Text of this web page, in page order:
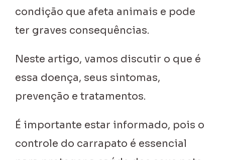
condição que afeta animais e pode
ter graves consequências.
Neste artigo, vamos discutir o que é
essa doença, seus sintomas,
prevenção e tratamentos.
É importante estar informado, pois o
controle do carrapato é essencial